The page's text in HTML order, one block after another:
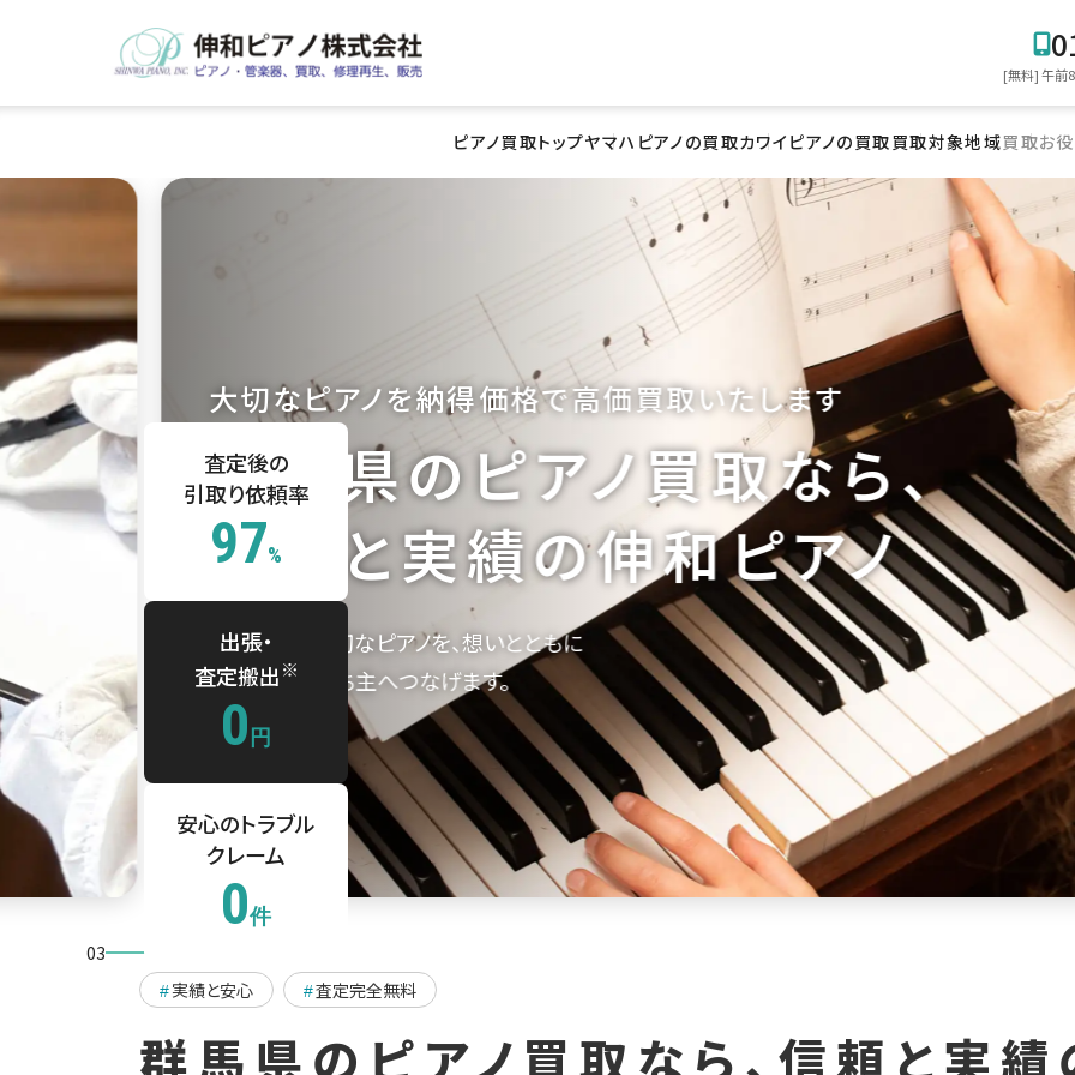
[無料] 午前
ピアノ買取トップヤマハピアノの買取カワイピアノの買取買取対象地域買取お
査定後の
引取り依頼率
97%
出張・
査定搬出※
0 円
安心のトラブル
クレーム
0件
大切なピアノを納得価格で高価買取いたします
群馬県のピアノ買取なら、
信頼と実績の伸和ピアノ
お客さまの大切なピアノを、想いとともに
丁寧に次の持ち主へつなげます。
03
#実績と安心 #査定完全無料
群馬県のピアノ買取なら、信頼と実績